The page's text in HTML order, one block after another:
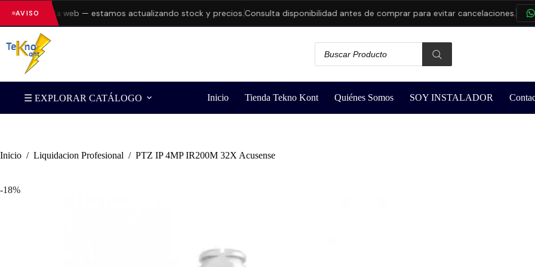
AVISO
en la web — estamos actualizando stock y precios.Consulta disponibilidad antes de comprar para evitar cancelaciones.
☰ EXPLORAR CATÁLOGO Inicio Tienda Tekno Kont Quiénes Somos SOY INSTALADOR
Inicio / Liquidacion Profesional / PTZ IP 4MP IR200M 32X Acusense
-18%